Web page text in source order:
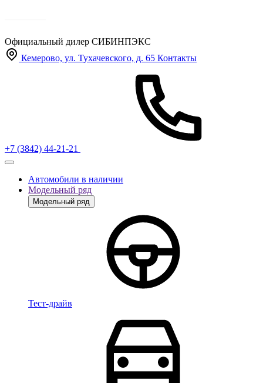
Официальный дилер СИБИНПЭКС
Кемерово, ул. Тухачевского, д. 65 Контакты
+7 (3842) 44-21-21
Автомобили в наличии
Модельный ряд
Модельный ряд
Тест-драйв